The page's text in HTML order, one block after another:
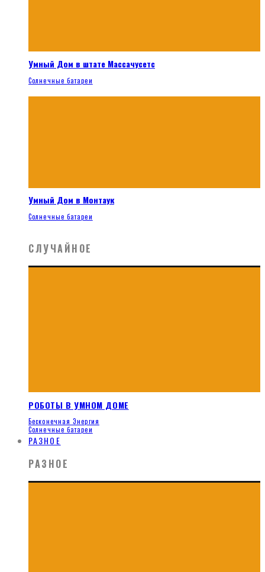
Умный Дом в штате Массачусетс
Солнечные батареи
Умный Дом в Монтаук
Солнечные батареи
СЛУЧАЙНОЕ
РОБОТЫ В УМНОМ ДОМЕ
Бесконечная Энергия
Солнечные батареи
РАЗНОЕ
РАЗНОЕ